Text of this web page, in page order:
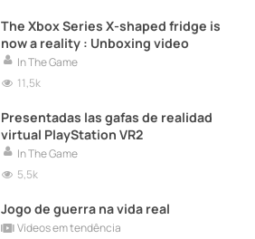
The Xbox Series X-shaped fridge is
now a reality : Unboxing video
In The Game
11,5k
Presentadas las gafas de realidad
virtual PlayStation VR2
In The Game
5,5k
Jogo de guerra na vida real
Vídeos em tendência